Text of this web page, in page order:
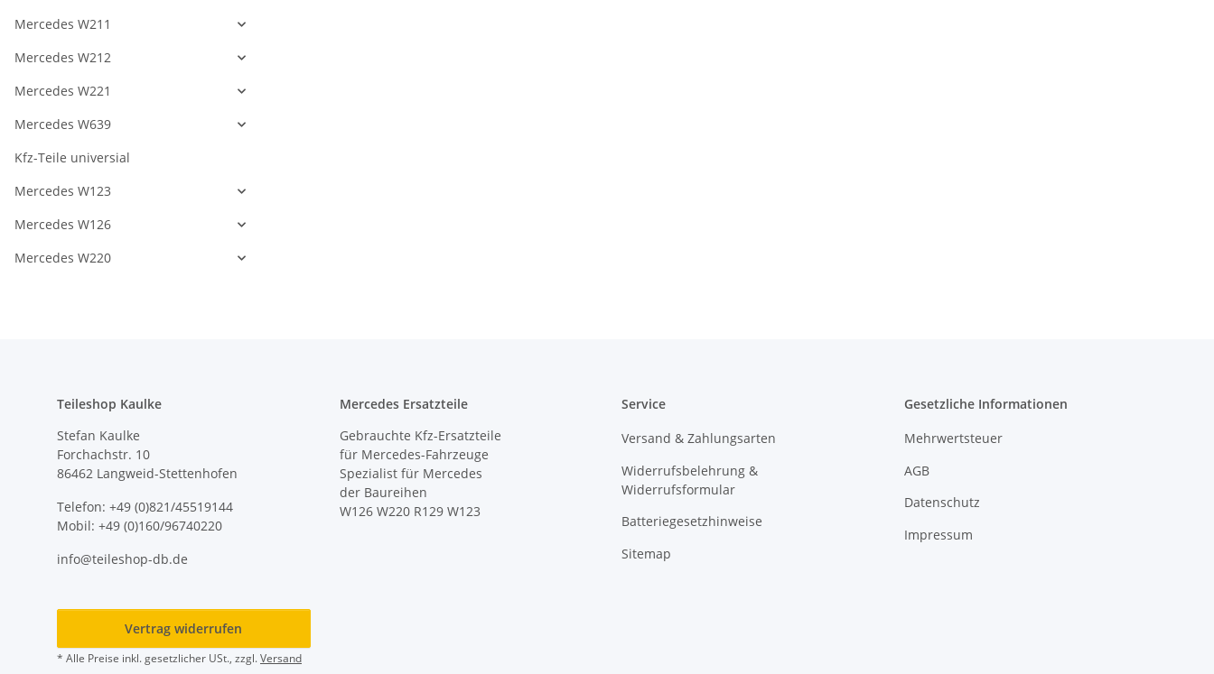
Mercedes W211
Mercedes W212
Mercedes W221
Mercedes W639
Kfz-Teile universial
Mercedes W123
Mercedes W126
Mercedes W220
Teileshop Kaulke
Stefan Kaulke
Forchachstr. 10
86462 Langweid-Stettenhofen
Telefon: +49 (0)821/45519144
Mobil: +49 (0)160/96740220
info@teileshop-db.de
Mercedes Ersatzteile
Gebrauchte Kfz-Ersatzteile
für Mercedes-Fahrzeuge
Spezialist für Mercedes
der Baureihen
W126 W220 R129 W123
Service
Versand & Zahlungsarten
Widerrufsbelehrung &
Widerrufsformular
Batteriegesetzhinweise
Sitemap
Gesetzliche Informationen
Mehrwertsteuer
AGB
Datenschutz
Impressum
Vertrag widerrufen
* Alle Preise inkl. gesetzlicher USt., zzgl.Versand